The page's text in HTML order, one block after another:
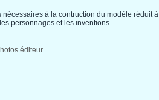
à la contruction du modèle réduit à
personnages et les inventions.
éditeur